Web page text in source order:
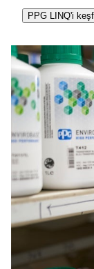
PPG LINQ'i